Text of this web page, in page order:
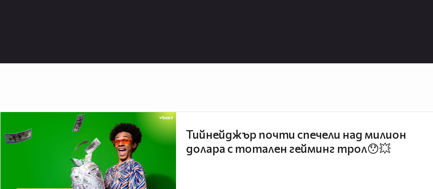
Тийнейджър почти спечели над милион
долара с тотален гейминг трол😯💥